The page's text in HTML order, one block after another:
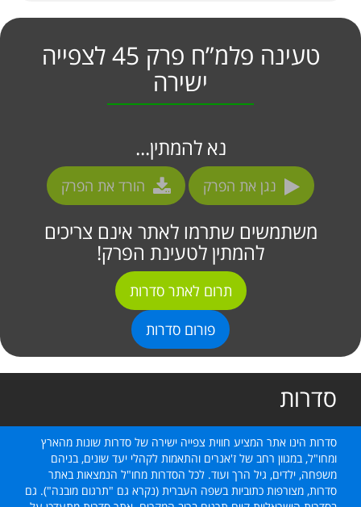
טעינה פלמ”ח פרק 45 לצפייה
ישירה
נא להמתין...
נגן את הפרק הורד את הפרק
משתמשים שתרמו לאתר אינם צריכים
להמתין לטעינת הפרק!
תרום לאתר סדרות
פורום סדרות
סדרות
סדרות הינו אתר המציע חווית צפייה ישירה של סדרות שונות מהארץ
ומחו"ל, במגוון רחב של ז'אנרים והתאמות לקהלי יעד שונים, בניהם
משפחה, ילדים, גיל הרך ועוד. לכל הסדרות מחו"ל הנמצאות באתר
סדרות, מצורפות כתוביות בשפה העברית (נקרא גם "תרגום מובנה"). גם